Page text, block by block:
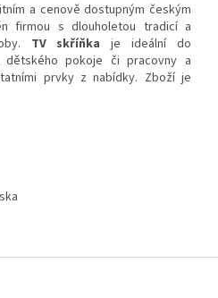
a cenově dostupným českým
firmou s dlouholetou tradicí a
TV skříňka je ideální do
dětského pokoje či pracovny a
prvky z nabídky. Zboží je